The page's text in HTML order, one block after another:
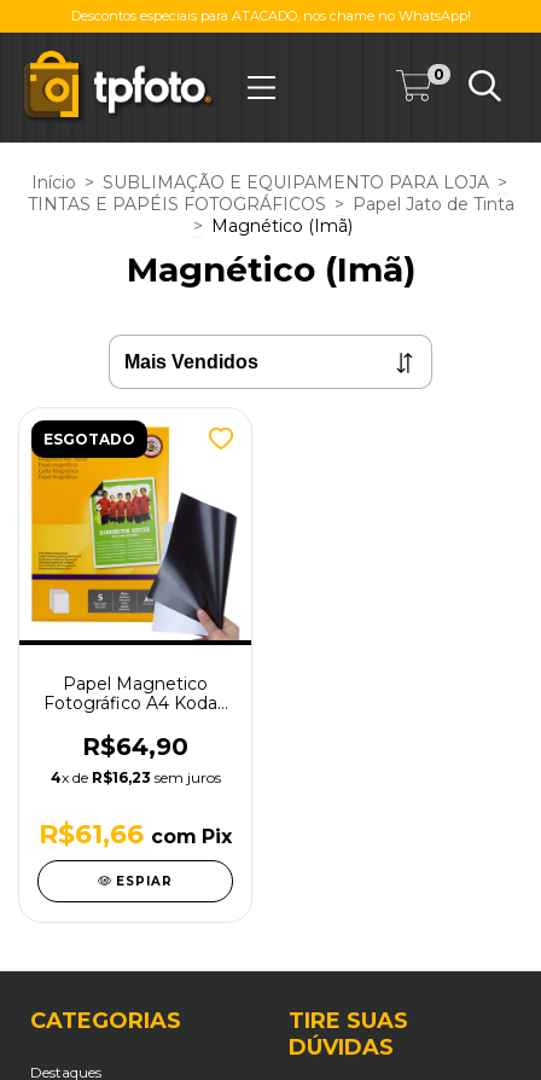
Descontos especiais para ATACADO, nos chame no WhatsApp!
0
Início > SUBLIMAÇÃO E EQUIPAMENTO PARA LOJA >
TINTAS E PAPÉIS FOTOGRÁFICOS > Papel Jato de Tinta
> Magnético (Imã)
Magnético (Imã)
ESGOTADO
Papel Magnetico
Fotográfico A4 Kodak
R$64,90
4x de R$16,23 sem juros
R$61,66 com Pix
ESPIAR
CATEGORIAS
Destaques
TIRE SUAS
DÚVIDAS